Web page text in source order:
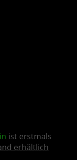
ist erstmals
erhältlich